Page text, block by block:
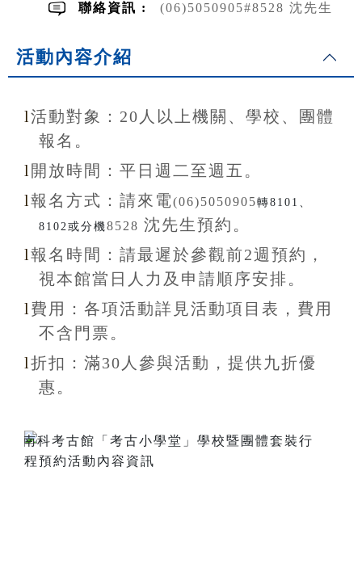
聯絡資訊 : (06)5050905#8528 沈先生
活動內容介紹
l活動對象：20 人以上機關、學校、團體
報名。
l 開放時間： 平日週二至週五。
l報名方式： 請來電(06)5050905轉8101、
8102或分機8528 沈先生預約。
l報名 時間： 請最遲於參觀前2週預約，
視本館當日人力及申請順序安排。
l 費用：各項活動詳見活動項目表，費用
不含 門票。
l折扣 ：滿30 人參與活動，提供九折優
惠 。